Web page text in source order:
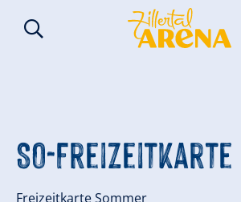
SO-Freizeitkarte
Freizeitkarte Sommer